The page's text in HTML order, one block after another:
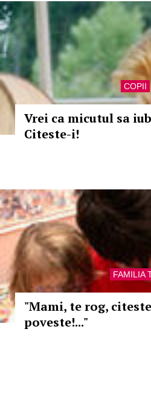
COPII
Vrei ca micutul sa
Citeste-i!
FAMILIA
"Mami, te rog,
poveste!..."